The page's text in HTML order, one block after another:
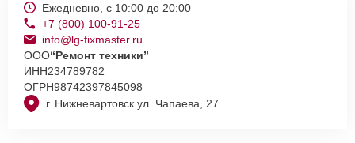
г. Нижневартовск ул. Чапаева, 27
Ежедневно, с 10:00 до 20:00
+7 (800) 100-91-25
info@lg-fixmaster.ru
ООО“Ремонт техники”
ИНН234789782
ОГРН98742397845098